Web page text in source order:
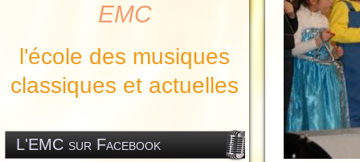
EMC
l'école des musiques
classiques et actuelles
L'EMC sur Facebook